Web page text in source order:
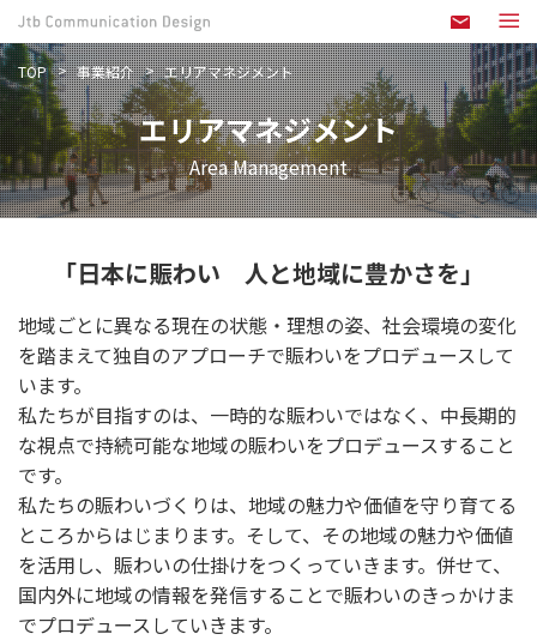
TOP 事業紹介 エリアマネジメント
エリアマネジメント
Area Management
「日本に賑わい 人と地域に豊かさを」
地域ごとに異なる現在の状態・理想の姿、社会環境の変化
を踏まえて独自のアプローチで賑わいをプロデュースして
います。
私たちが目指すのは、一時的な賑わいではなく、中長期的
な視点で持続可能な地域の賑わいをプロデュースすること
です。
私たちの賑わいづくりは、地域の魅力や価値を守り育てる
ところからはじまります。そして、その地域の魅力や価値
を活用し、賑わいの仕掛けをつくっていきます。併せて、
国内外に地域の情報を発信することで賑わいのきっかけま
でプロデュースしていきます。